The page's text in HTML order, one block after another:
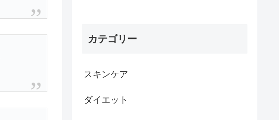
カテゴリー
スキンケア
ダイエット